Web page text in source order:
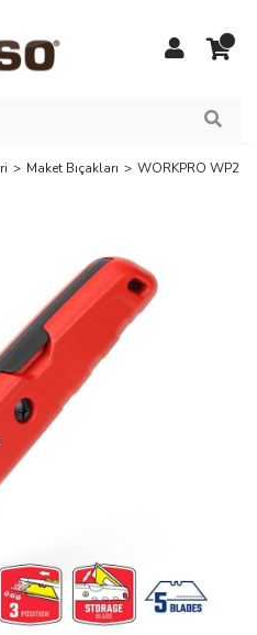
Maket Bıçakları WORKPRO